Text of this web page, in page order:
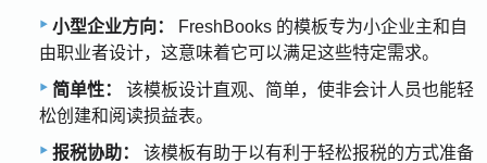
小型企业方向：
FreshBooks 的模板专为小企业主和自
由职业者设计，这意味着它可以满足这些特定需求。
简单性：
该模板设计直观、简单，使非会计人员也能轻
松创建和阅读损益表。
报税协助：
该模板有助于以有利于轻松报税的方式准备